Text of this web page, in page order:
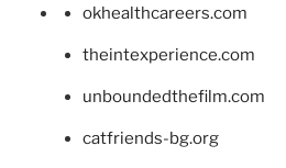
okhealthcareers.com
theintexperience.com
unboundedthefilm.com
catfriends-bg.org